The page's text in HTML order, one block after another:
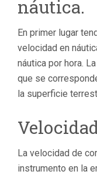
náutica.
En primer lugar
velocidad en
náutica por hora.
que se
la superficie
La velocidad de
instrumento en la